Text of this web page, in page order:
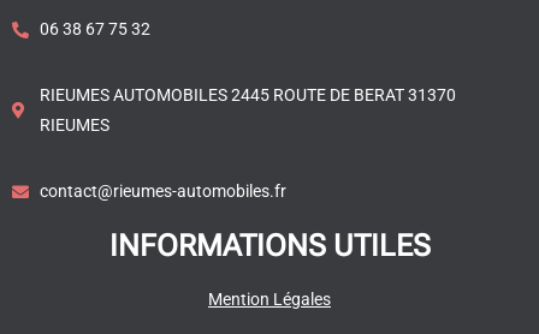
06 38 67 75 32
RIEUMES AUTOMOBILES 2445 ROUTE DE BERAT 31370
RIEUMES
contact@rieumes-automobiles.fr
INFORMATIONS UTILES
Mention Légales